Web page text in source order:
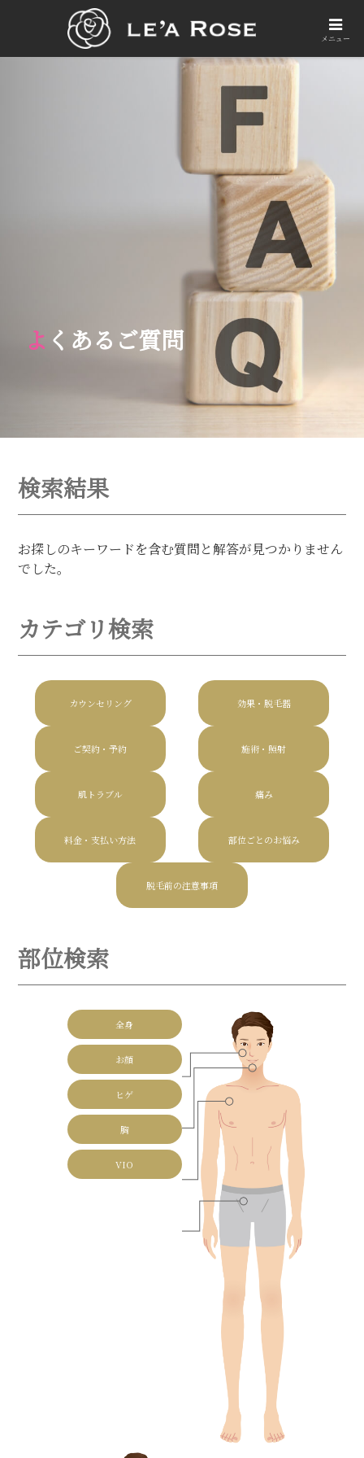
よくあるご質問
検索結果
お探しのキーワードを含む質問と解答が見つかりません
でした。
カテゴリ検索
カウンセリング 効果・脱毛器
ご契約・予約 施術・照射
肌トラブル 痛み
料金・支払い方法 部位ごとのお悩み
脱毛前の注意事項
部位検索
全身
お顔
ヒゲ
胸
VIO
メニュー